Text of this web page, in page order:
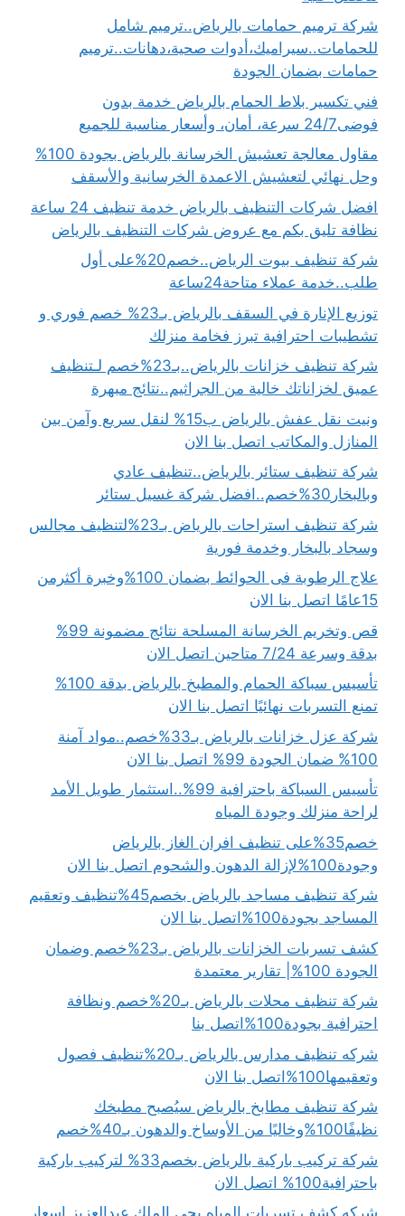
شركة ترميم حمامات بالرياض..ترميم شامل
للحمامات..سيراميك،أدوات صحية،دهانات..ترميم
حمامات بضمان الجودة
فني تكسير بلاط الحمام بالرياض خدمة بدون
فوضى24/7 سرعة، أمان، وأسعار مناسبة للجميع
مقاول معالجة تعشيش الخرسانة بالرياض بجودة 100%
وحل نهائي لتعشيش الاعمدة الخرسانية والأسقف
افضل شركات التنظيف بالرياض خدمة تنظيف 24 ساعة
نظافة تليق بكم مع عروض شركات التنظيف بالرياض
شركة تنظيف بيوت الرياض..خصم20%على أول
طلب..خدمة عملاء متاحة24ساعة
توزيع الإنارة في السقف بالرياض بـ23% خصم فوري و
تشطيبات احترافية تبرز فخامة منزلك
شركة تنظيف خزانات بالرياض..بـ23%خصم لـتنظيف
عميق لخزاناتك خالية من الجراثيم..نتائج مبهرة
ونيت نقل عفش بالرياض ب15% لنقل سريع وآمن بين
المنازل والمكاتب اتصل بنا الان
شركة تنظيف ستائر بالرياض..تنظيف عادي
وبالبخار30%خصم..افضل شركة غسيل ستائر
شركة تنظيف استراحات بالرياض بـ23%لتنظيف مجالس
وسجاد بالبخار وخدمة فورية
علاج الرطوبة فى الحوائط بضمان 100%وخبرة أكثرمن
15عامًا اتصل بنا الان
قص وتخريم الخرسانة المسلحة نتائج مضمونة 99%
بدقة وسرعة 7/24 متاحين اتصل الان
تأسيس سباكة الحمام والمطبخ بالرياض بدقة 100%
تمنع التسربات نهائيًا اتصل بنا الان
شركة عزل خزانات بالرياض بـ33%خصم..مواد آمنة
100% ضمان الجودة 99% اتصل بنا الان
تأسيس السباكة باحترافية 99%..استثمار طويل الأمد
لراحة منزلك وجودة المياه
خصم35%على تنظيف افران الغاز بالرياض
وجودة100%لإزالة الدهون والشحوم اتصل بنا الان
شركة تنظيف مساجد بالرياض بخصم45%تنظيف وتعقيم
المساجد بجودة100%اتصل بنا الان
كشف تسربات الخزانات بالرياض بـ23%خصم وضمان
الجودة 100%| تقارير معتمدة
شركة تنظيف محلات بالرياض بـ20%خصم ونظافة
احترافية بجودة100%اتصل بنا
شركه تنظيف مدارس بالرياض بـ20%تنظيف فصول
وتعقيمها100%اتصل بنا الان
شركة تنظيف مطابخ بالرياض سيُصبح مطبخك
نظيفًا100%وخاليًا من الأوساخ والدهون بـ40%خصم
شركة تركيب باركية بالرياض بخصم33% لتركيب باركية
باحترافية100% اتصل الان